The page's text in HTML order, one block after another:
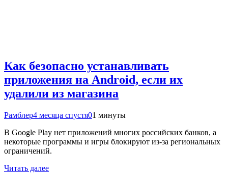
Как безопасно устанавливать
приложения на Android, если их
удалили из магазина
Рамблер4 месяца спустя01 минуты
В Google Play нет приложений многих российских банков, а
некоторые программы и игры блокируют из-за региональных
ограничений.
Читать далее